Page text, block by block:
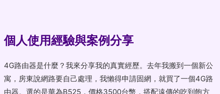
個人使用經驗與案例分享
4G路由器是什麼？我來分享我的真實經歷。去年我搬到一個新公
寓，房東說網路要自己處理，我懶得申請固網，就買了一個4G路
由器。選的是華為B525，價格3500台幣，搭配遠傳的吃到飽方